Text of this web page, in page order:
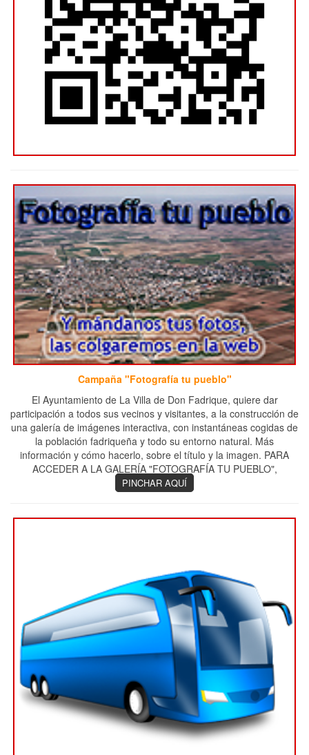
Campaña "Fotografía tu pueblo"
El Ayuntamiento de La Villa de Don Fadrique, quiere dar
participación a todos sus vecinos y visitantes, a la construcción de
una galería de imágenes interactiva, con instantáneas cogidas de
la población fadriqueña y todo su entorno natural. Más
información y cómo hacerlo, sobre el título y la imagen. PARA
ACCEDER A LA GALERÍA "FOTOGRAFÍA TU PUEBLO",
PINCHAR AQUÍ